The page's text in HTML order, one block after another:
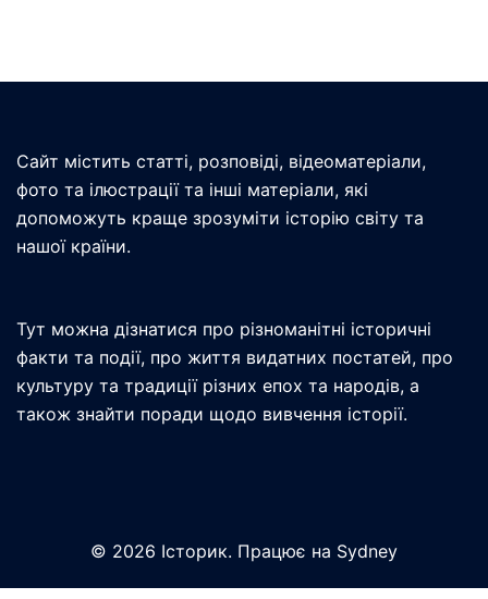
Сайт містить статті, розповіді, відеоматеріали,
фото та ілюстрації та інші матеріали, які
допоможуть краще зрозуміти історію світу та
нашої країни.
Тут можна дізнатися про різноманітні історичні
факти та події, про життя видатних постатей, про
культуру та традиції різних епох та народів, а
також знайти поради щодо вивчення історії.
© 2026 Історик. Працює на Sydney